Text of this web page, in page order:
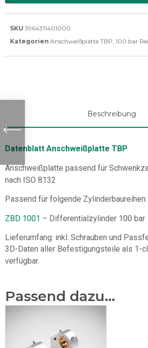
SKU 3964311401000
Kategorien Anschweißplatte TBP, 100 bar
Beschreibung
Datenblatt Anschweißplatte TBP
Anschweißplatte passend für
nach ISO 8132
Passend für folgende Zylinderbaureihen:
ZBD 1001 – Differentialzylinder 100 bar
Lieferumfang: inkl. Schrauben und
3D-Daten aller Befestigungsteile als 1-
verfügbar.
Passend dazu...